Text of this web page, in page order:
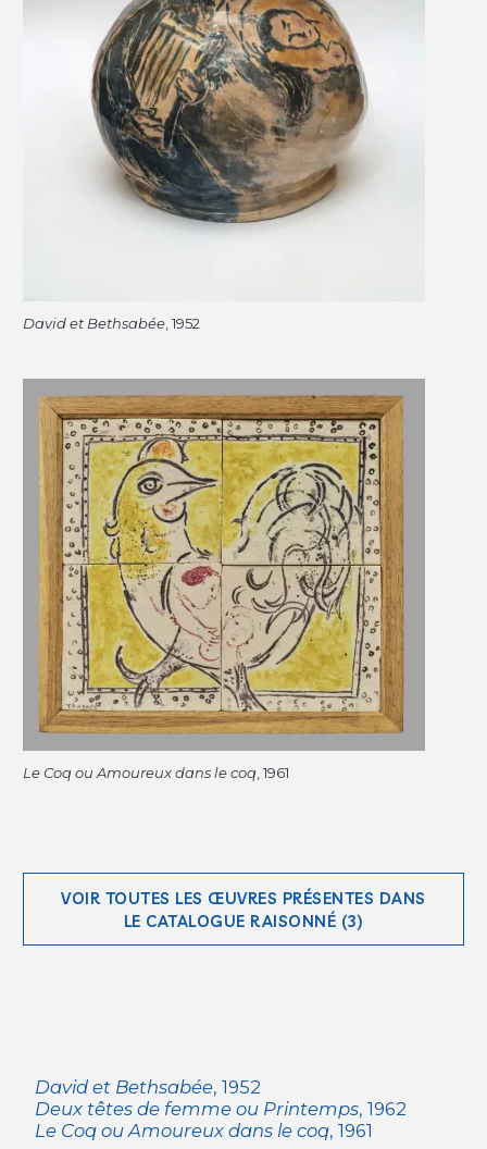
David et Bethsabée , 1952
Le Coq ou Amoureux dans le coq , 1961
VOIR TOUTES LES ŒUVRES PRÉSENTES DANS
LE CATALOGUE RAISONNÉ (3)
David et Bethsabée, 1952
Deux têtes de femme ou Printemps, 1962
Le Coq ou Amoureux dans le coq, 1961